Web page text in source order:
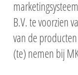
B.V. te voorzien
van de
(te) nemen bij